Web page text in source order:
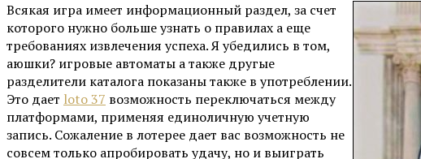
Всякая игра имеет информационный раздел, за счет
которого нужно больше узнать о правилах а еще
требованиях извлечения успеха. Я убедились в том,
аюшки? игровые автоматы а также другые
разделители каталога показаны также в употреблении.
Это дает loto 37 возможность переключаться между
платформами, применяя единоличную учетную
запись. Сожаление в лотерее дает вас возможность не
совсем только апробировать удачу, но и выиграть